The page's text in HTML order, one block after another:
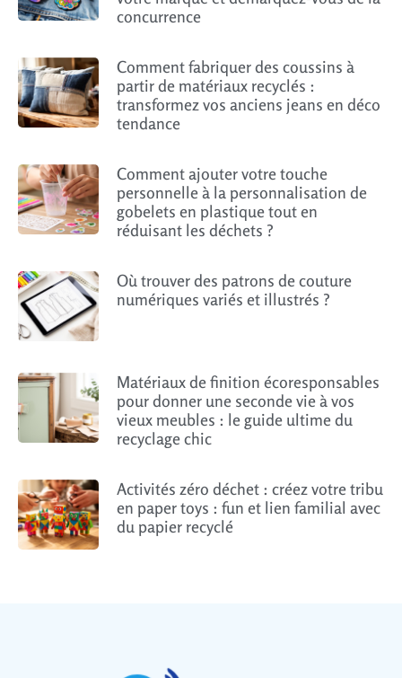
concurrence
Comment fabriquer des coussins à
partir de matériaux recyclés :
transformez vos anciens jeans en déco
tendance
Comment ajouter votre touche
personnelle à la personnalisation de
gobelets en plastique tout en
réduisant les déchets ?
Où trouver des patrons de couture
numériques variés et illustrés ?
Matériaux de finition écoresponsables
pour donner une seconde vie à vos
vieux meubles : le guide ultime du
recyclage chic
Activités zéro déchet : créez votre tribu
en paper toys : fun et lien familial avec
du papier recyclé